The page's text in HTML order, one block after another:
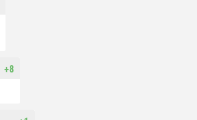
+8